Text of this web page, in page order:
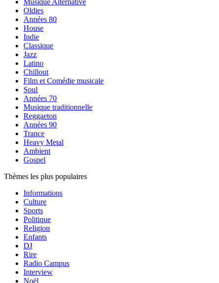
Musique Alternative
Oldies
Années 80
House
Indie
Classique
Jazz
Latino
Chillout
Film et Comédie musicale
Soul
Années 70
Musique traditionnelle
Reggaeton
Années 90
Trance
Heavy Metal
Ambient
Gospel
Thèmes les plus populaires
Informations
Culture
Sports
Politique
Religion
Enfants
DJ
Rire
Radio Campus
Interview
Noël